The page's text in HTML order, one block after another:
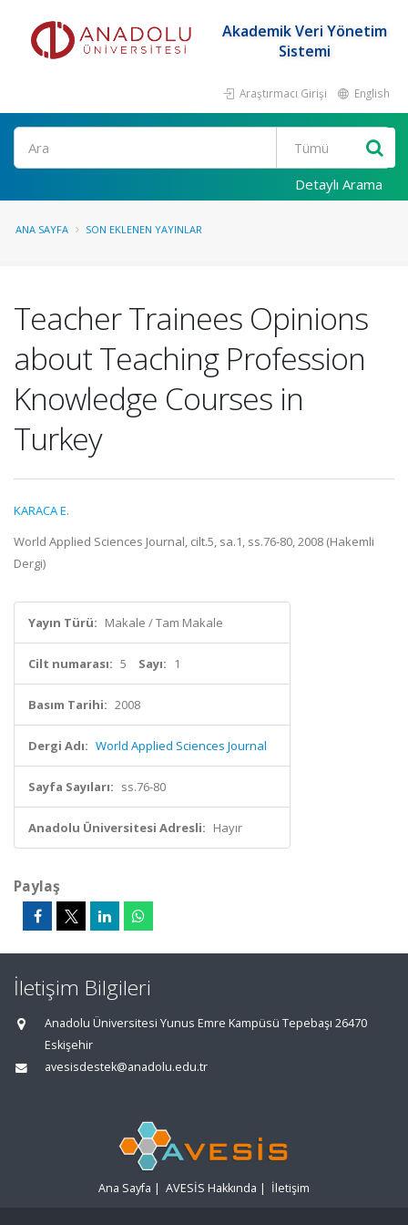
Akademik Veri Yönetim
Sistemi
Araştırmacı Girişi English
Ara
Detaylı Arama
ANA SAYFA SON EKLENEN YAYINLAR
Teacher Trainees Opinions
about Teaching Profession
Knowledge Courses in
Turkey
KARACA E.
World Applied Sciences Journal, cilt.5, sa.1, ss.76-80, 2008 (Hakemli
Dergi)
Yayın Türü: Makale / Tam Makale
Cilt numarası: 5 Sayı: 1
Basım Tarihi: 2008
Dergi Adı: World Applied Sciences Journal
Sayfa Sayıları: ss.76-80
Anadolu Üniversitesi Adresli: Hayır
Paylaş
İletişim Bilgileri
Anadolu Üniversitesi Yunus Emre Kampüsü Tepebaşı 26470
Eskişehir
avesisdestek@anadolu.edu.tr
Ana Sayfa | AVESİS Hakkında | İletişim